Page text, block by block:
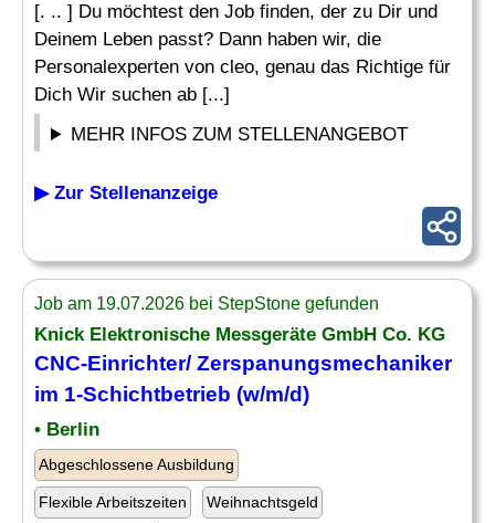
[. .. ] Du möchtest den Job finden, der zu Dir und
Deinem Leben passt? Dann haben wir, die
Personalexperten von cleo, genau das Richtige für
Dich Wir suchen ab [...]
MEHR INFOS ZUM STELLENANGEBOT
▶ Zur Stellenanzeige
Job am 19.07.2026 bei StepStone gefunden
Knick Elektronische Messgeräte GmbH Co. KG
CNC-Einrichter/ Zerspanungsmechaniker
im 1-Schichtbetrieb (w/m/d)
• Berlin
Abgeschlossene Ausbildung
Flexible Arbeitszeiten Weihnachtsgeld